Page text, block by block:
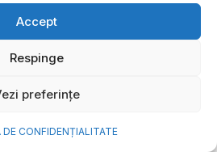
Accept
Respinge
preferințe
CONFIDENȚIALITATE
& Gas: un program